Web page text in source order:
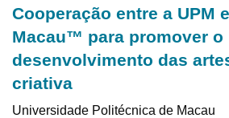
Cooperação entre a UPM
Macau™ para promover o
desenvolvimento das
criativa
Universidade Politécnica de Macau